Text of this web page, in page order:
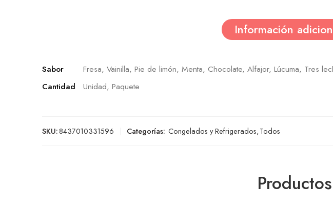
Información
Sabor
Fresa, Vainilla, Pie de limón, Menta, Chocolate, Alfajor, Lúcuma, Tres
Cantidad
Unidad, Paquete
SKU:8437010331596 Categorías: Congelados y Refrigerados,Todos